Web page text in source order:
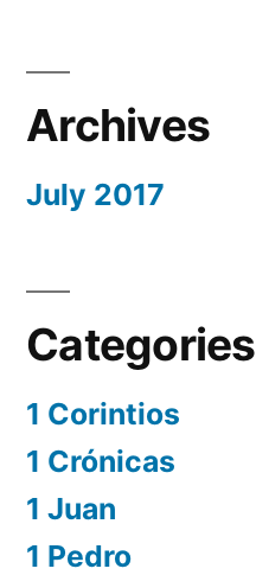
Archives
July 2017
Categories
1 Corintios
1 Crónicas
1 Juan
1 Pedro